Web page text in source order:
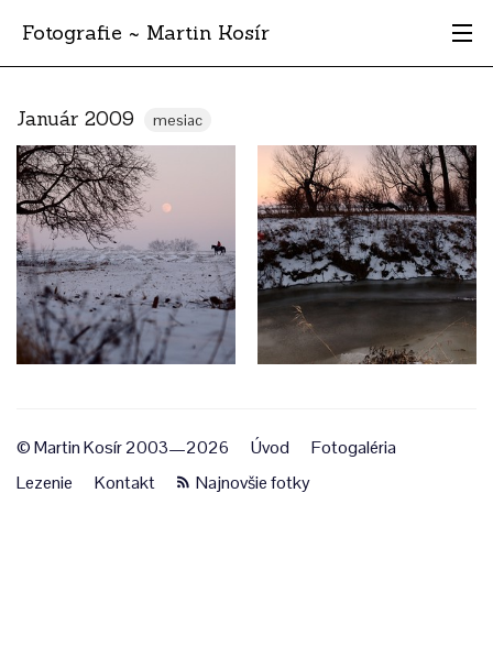
Fotografie ~ Martin Kosír
Albumy
Miesta
Archív
Vyhľadávanie
Január 2009 mesiac
© Martin Kosír 2003—2026 Úvod
Fotogaléria
Lezenie
Kontakt Najnovšie fotky